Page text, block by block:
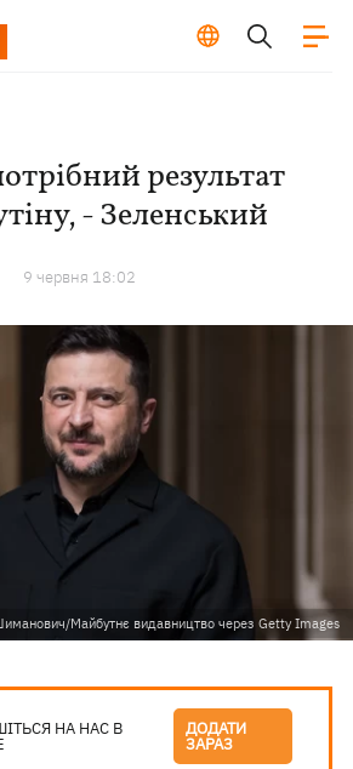
результат
- Зеленський
9 червня 18:02
Майбутнє видавництво через Getty Images
НА НАС В ДОДАТИ
ЗАРАЗ